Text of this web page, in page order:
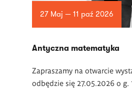
27 Maj — 11 paź 2026
Antyczna matematyka
Zapraszamy na otwarcie
odbędzie się 27.05.2026 o g.